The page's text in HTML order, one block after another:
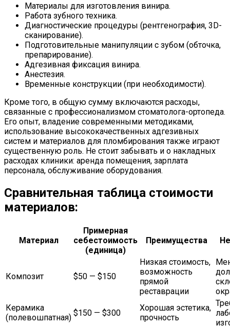
Материалы для изготовления винира.
Работа зубного техника.
Диагностические процедуры (рентгенография, 3D-
сканирование).
Подготовительные манипуляции с зубом (обточка,
препарирование).
Адгезивная фиксация винира.
Анестезия.
Временные конструкции (при необходимости).
Кроме того, в общую сумму включаются расходы,
связанные с профессионализмом стоматолога-ортопеда.
Его опыт, владение современными методиками,
использование высококачественных адгезивных
систем и материалов для пломбирования также играют
существенную роль. Не стоит забывать и о накладных
расходах клиники: аренда помещения, зарплата
персонала, обслуживание оборудования.
Сравнительная таблица стоимости
материалов:
Материал
Примерная
себестоимость
(единица)
Преимущества
Композит $50 — $150
Низкая стоимость,
возможность
прямой
реставрации
Керамика
(полевошпатная) $150 — $300
Хорошая эстетика,
прочность